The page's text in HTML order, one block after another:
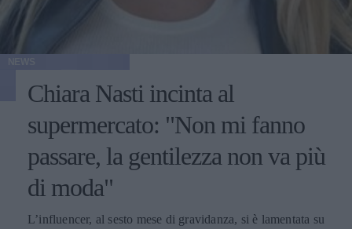
Chiara Nasti incinta al
supermercato: "Non mi fanno
passare, la gentilezza non va più
di moda"
L’influencer, al sesto mese di gravidanza, si è lamentata su